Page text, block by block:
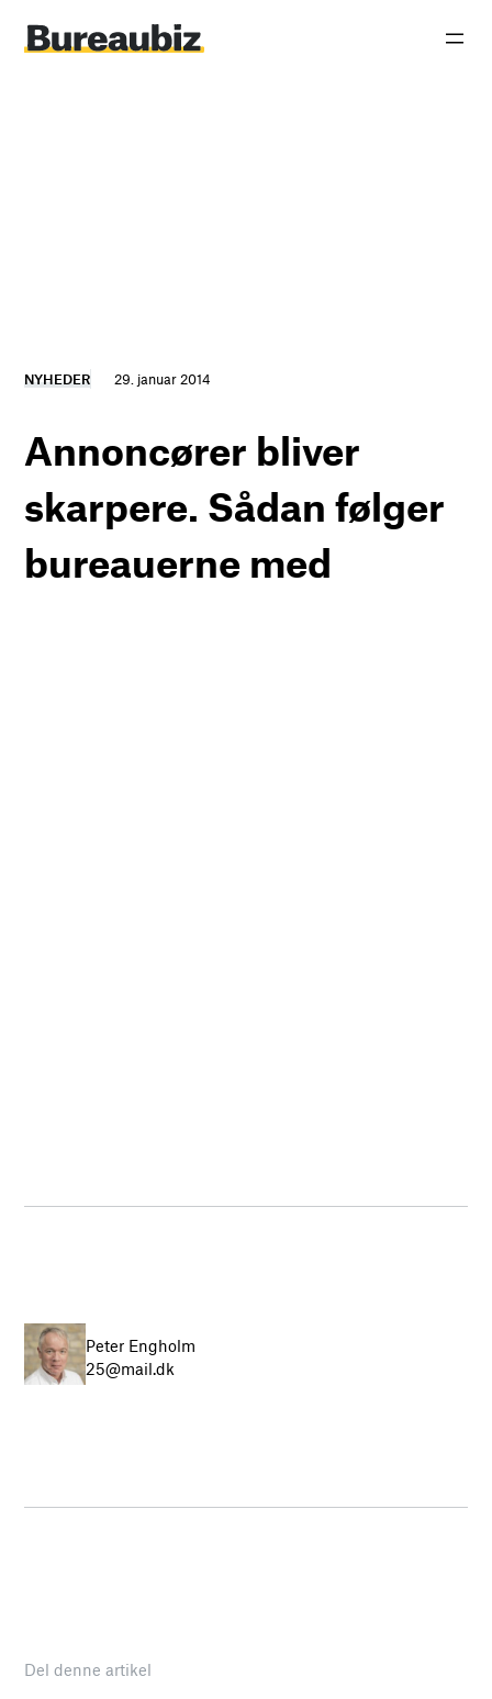
indhold
NYHEDER 29. januar 2014
Annoncører bliver
skarpere. Sådan følger
bureauerne med
Peter Engholm
25@mail.dk
Del denne artikel